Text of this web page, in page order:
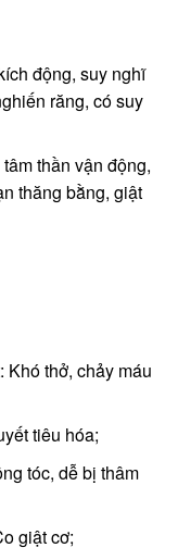
động, suy nghĩ
răng, có suy
thần vận động,
thăng bằng, giật
Khó thở, chảy máu
tiêu hóa;
tóc, dễ bị thâm
giật cơ;